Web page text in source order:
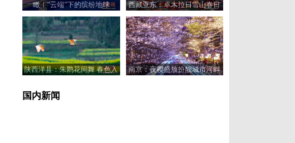
瞰！“云端”下的缤纷地球
西藏亚东：卓木拉日雪山春日
风光美如画
陕西洋县：朱鹮花间舞 春色入
南京：夜樱盛放扮靓城市河畔
国内新闻